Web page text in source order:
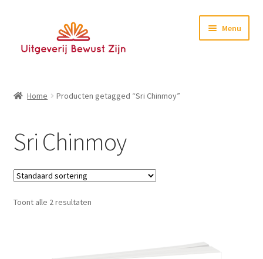
naar
de
Menu
E-books
Nieuwsbrief
Contact
Home Producten getagged “Sri Chinmoy”
Sri Chinmoy
Toont alle 2 resultaten